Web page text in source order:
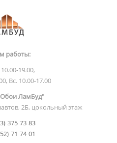
работы:
19.00,
Вс. 10.00-17.00
ЛамБуд"
2Б, цокольный этаж
375 73 83
71 74 01